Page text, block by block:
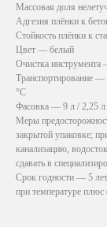
Массовая доля
Адгезия плёнки к
Стойкость плёнки к
Цвет — белый
Очистка инструмента
Транспортирование
°C
Фасовка — 9 л / 2,25 л
Меры
закрытой упаковке;
канализацию,
сдавать в
Срок годности — 5 лет
при температуре плюс